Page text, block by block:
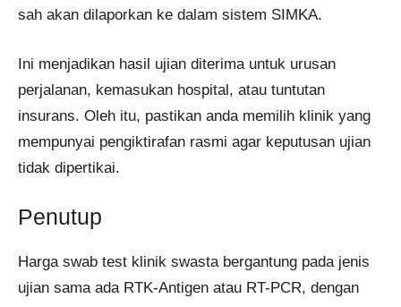
sah akan dilaporkan ke dalam sistem SIMKA.
Ini menjadikan hasil ujian diterima untuk urusan
perjalanan, kemasukan hospital, atau tuntutan
insurans. Oleh itu, pastikan anda memilih klinik yang
mempunyai pengiktirafan rasmi agar keputusan ujian
tidak dipertikai.
Penutup
Harga swab test klinik swasta bergantung pada jenis
ujian sama ada RTK-Antigen atau RT-PCR, dengan